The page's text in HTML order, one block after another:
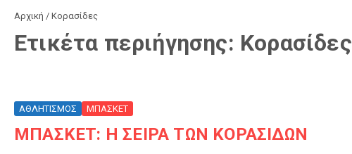
Αρχική / Κορασίδες
Ετικέτα περιήγησης: Κορασίδες
ΑΘΛΗΤΙΣΜΟΣ ΜΠΑΣΚΕΤ
ΜΠΑΣΚΕΤ: Η ΣΕΙΡΑ ΤΩΝ ΚΟΡΑΣΙΔΩΝ